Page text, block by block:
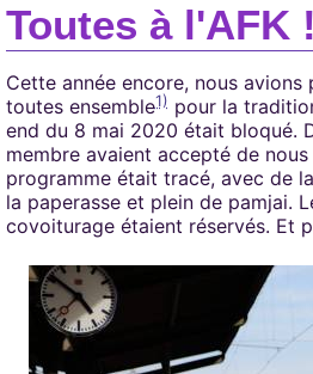
Toutes à l'AFK !
Cette année encore, nous
toutes ensemble1) pour la
end du 8 mai 2020 était bloqué.
membre avaient accepté de nous
programme était tracé, avec de
la paperasse et plein de pamjai.
covoiturage étaient réservés. Et